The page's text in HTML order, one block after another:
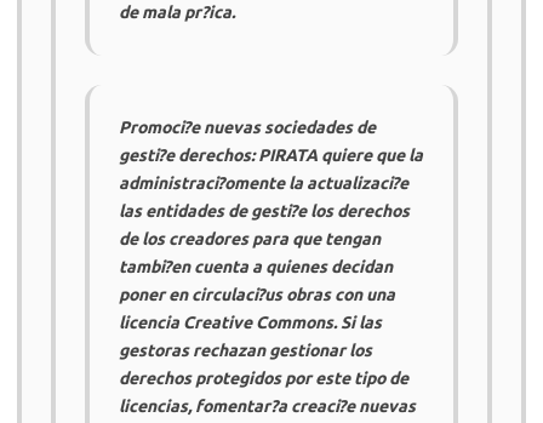
de mala pr?ica.
Promoci?e nuevas sociedades de
gesti?e derechos:PIRATA quiere que la
administraci?omente la actualizaci?e
las entidades de gesti?e los derechos
de los creadores para que tengan
tambi?en cuenta a quienes decidan
poner en circulaci?us obras con una
licencia Creative Commons. Si las
gestoras rechazan gestionar los
derechos protegidos por este tipo de
licencias, fomentar?a creaci?e nuevas